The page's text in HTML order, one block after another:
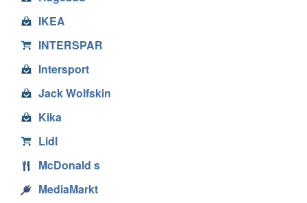
IKEA
INTERSPAR
Intersport
Jack Wolfskin
Kika
Lidl
McDonald s
MediaMarkt